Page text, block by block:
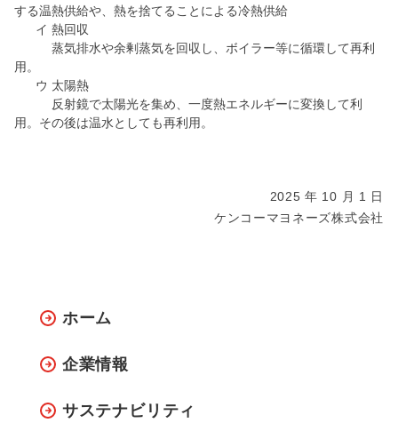
する温熱供給や、熱を捨てることによる冷熱供給
イ 熱回収
蒸気排水や余剰蒸気を回収し、ボイラー等に循環して再利
用。
ウ 太陽熱
反射鏡で太陽光を集め、一度熱エネルギーに変換して利
用。その後は温水としても再利用。
2025 年 10 月 1 日
ケンコーマヨネーズ株式会社
ホーム
企業情報
サステナビリティ